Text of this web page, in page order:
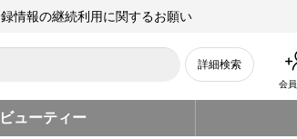
情報の継続利用に関するお願い
詳細検索
会
ューティー